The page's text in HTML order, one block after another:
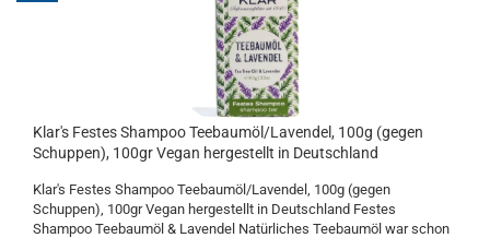
Klar's Festes Shampoo Teebaumöl/Lavendel, 100g (gegen
Schuppen), 100gr Vegan hergestellt in Deutschland
Klar's Festes Shampoo Teebaumöl/Lavendel, 100g (gegen
Schuppen), 100gr Vegan hergestellt in Deutschland Festes
Shampoo Teebaumöl & Lavendel Natürliches Teebaumöl war schon